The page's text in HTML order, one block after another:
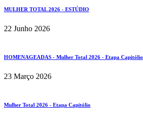
MULHER TOTAL 2026 - ESTÚDIO
22 Junho 2026
HOMENAGEADAS - Mulher Total 2026 - Etapa Capitólio
23 Março 2026
Mulher Total 2026 - Etapa Capitólio